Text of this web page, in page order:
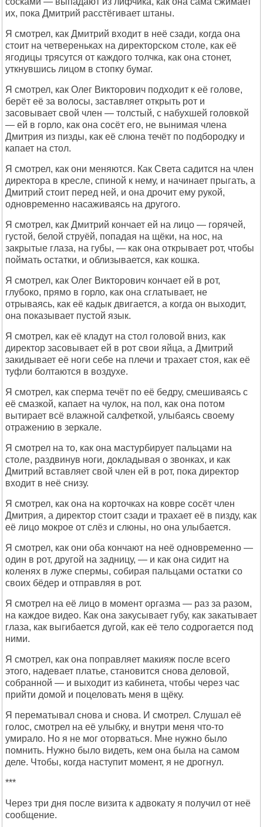
их, пока Дмитрий расстёгивает штаны.
Я смотрел, как Дмитрий входит в неё сзади, когда она
стоит на четвереньках на директорском столе, как её
ягодицы трясутся от каждого толчка, как она стонет,
уткнувшись лицом в стопку бумаг.
Я смотрел, как Олег Викторович подходит к её голове,
берёт её за волосы, заставляет открыть рот и
засовывает свой член — толстый, с набухшей головкой
— ей в горло, как она сосёт его, не вынимая члена
Дмитрия из пизды, как её слюна течёт по подбородку и
капает на стол.
Я смотрел, как они меняются. Как Света садится на член
директора в кресле, спиной к нему, и начинает прыгать, а
Дмитрий стоит перед ней, и она дрочит ему рукой,
одновременно насаживаясь на другого.
Я смотрел, как Дмитрий кончает ей на лицо — горячей,
густой, белой струёй, попадая на щёки, на нос, на
закрытые глаза, на губы, — как она открывает рот, чтобы
поймать остатки, и облизывается, как кошка.
Я смотрел, как Олег Викторович кончает ей в рот,
глубоко, прямо в горло, как она сглатывает, не
отрываясь, как её кадык двигается, а когда он выходит,
она показывает пустой язык.
Я смотрел, как её кладут на стол головой вниз, как
директор засовывает ей в рот свои яйца, а Дмитрий
закидывает её ноги себе на плечи и трахает стоя, как её
туфли болтаются в воздухе.
Я смотрел, как сперма течёт по её бедру, смешиваясь с
её смазкой, капает на чулок, на пол, как она потом
вытирает всё влажной салфеткой, улыбаясь своему
отражению в зеркале.
Я смотрел на то, как она мастурбирует пальцами на
столе, раздвинув ноги, докладывая о звонках, и как
Дмитрий вставляет свой член ей в рот, пока директор
входит в неё снизу.
Я смотрел, как она на корточках на ковре сосёт член
Дмитрия, а директор стоит сзади и трахает её в пизду, как
её лицо мокрое от слёз и слюны, но она улыбается.
Я смотрел, как они оба кончают на неё одновременно —
один в рот, другой на задницу, — и как она сидит на
коленях в луже спермы, собирая пальцами остатки со
своих бёдер и отправляя в рот.
Я смотрел на её лицо в момент оргазма — раз за разом,
на каждое видео. Как она закусывает губу, как закатывает
глаза, как выгибается дугой, как её тело содрогается под
ними.
Я смотрел, как она поправляет макияж после всего
этого, надевает платье, становится снова деловой,
собранной — и выходит из кабинета, чтобы через час
прийти домой и поцеловать меня в щёку.
Я перематывал снова и снова. И смотрел. Слушал её
голос, смотрел на её улыбку, и внутри меня что-то
умирало. Но я не мог оторваться. Мне нужно было
помнить. Нужно было видеть, кем она была на самом
деле. Чтобы, когда наступит момент, я не дрогнул.
***
Через три дня после визита к адвокату я получил от неё
сообщение.